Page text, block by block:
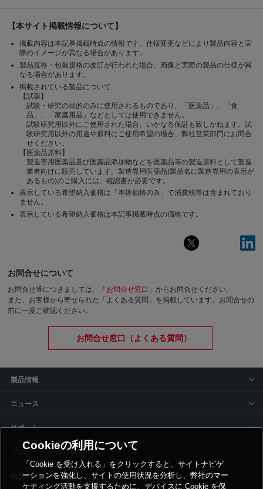
【本サイト掲載情報について】
掲載内容は本記事掲載時点の情報です。仕様変更などにより製品内容と実
際のイメージが異なる場合があります。
製品規格・包装規格の改訂が行われた場合、画像と実際の製品の仕様が異
なる場合があります。
掲載されている製品について
【試薬】
試験・研究の目的のみに使用されるものであり、「医薬品」、「食
品」、「家庭用品」などとしては使用できません。
試験研究用以外にご使用された場合、いかなる保証も致しかねます。試
験研究用以外の用途や原料にご使用希望の場合、弊社営業部門にお問合
せください。
【医薬品原料】
製造専用医薬品及び医薬品添加物などを医薬品等の製造原料として製造
業者向けに販売しています。製造専用医薬品(製品名に製造専用の表示が
あるもの)のご購入には、確認書が必要です。
表示している希望納入価格は「本体価格のみ」で消費税等は含まれており
ません。
表示している希望納入価格は本記事掲載時点の価格です。
お問合せについて
お問合せ等につきましては、「 お問合せ窓口 」からお問合せください。
また、お客様から寄せられた「よくある質問」を掲載しています。お問合せの
前に一度ご確認ください。
お問合せ窓口（よくある質問）
製品情報
ニュース
サポート
siyaku-blog
取扱いメーカー
Cookieの利用について
「Cookie を受け入れる」をクリックすると、サイトナビゲ
ーションを強化し、サイトの使用状況を分析し、弊社のマー
ケティング活動を支援するために、デバイスに Cookie を保